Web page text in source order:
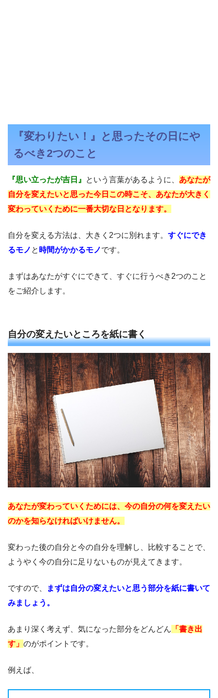
『変わりたい！』と思ったその日にや
るべき2つのこと
『思い立ったが吉日』 という言葉があるように、 あなたが
自分を変えたいと思った今日この時こそ、あなたが大きく
変わっていくために一番大切な日となります。
自分を変える方法は、大きく2つに別れます。 すぐにでき
るモノ と 時間がかかるモノです。
まずはあなたがすぐにできて、すぐに行うべき2つのこと
をご紹介します。
自分の変えたいところを紙に書く
あなたが変わっていくためには、今の自分の何を変えたい
のかを知らなければいけません。
変わった後の自分と今の自分を理解し、比較することで、
ようやく今の自分に足りないものが見えてきます。
ですので、
まずは自分の変えたいと思う部分を紙に書いて
みましょう。
あまり深く考えず、気になった部分をどんどん 「書き出
す」 のがポイントです。
例えば、